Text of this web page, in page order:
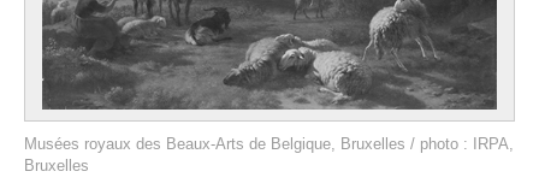
Musées royaux des Beaux-Arts de Belgique, Bruxelles / photo : IRPA,
Bruxelles